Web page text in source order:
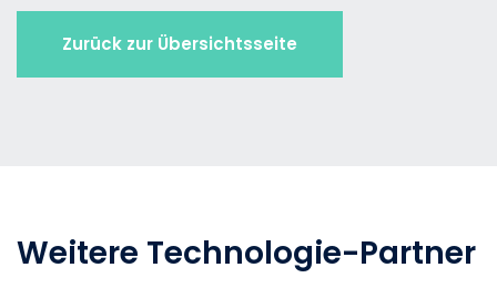
Zurück zur Übersichtsseite
Weitere Technologie-Partner